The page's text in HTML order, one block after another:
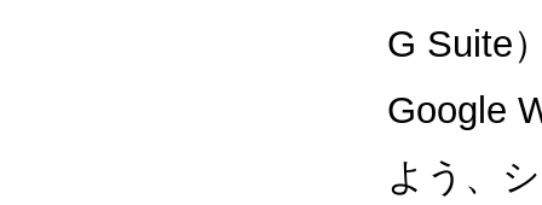
G Suite
Google
よう、